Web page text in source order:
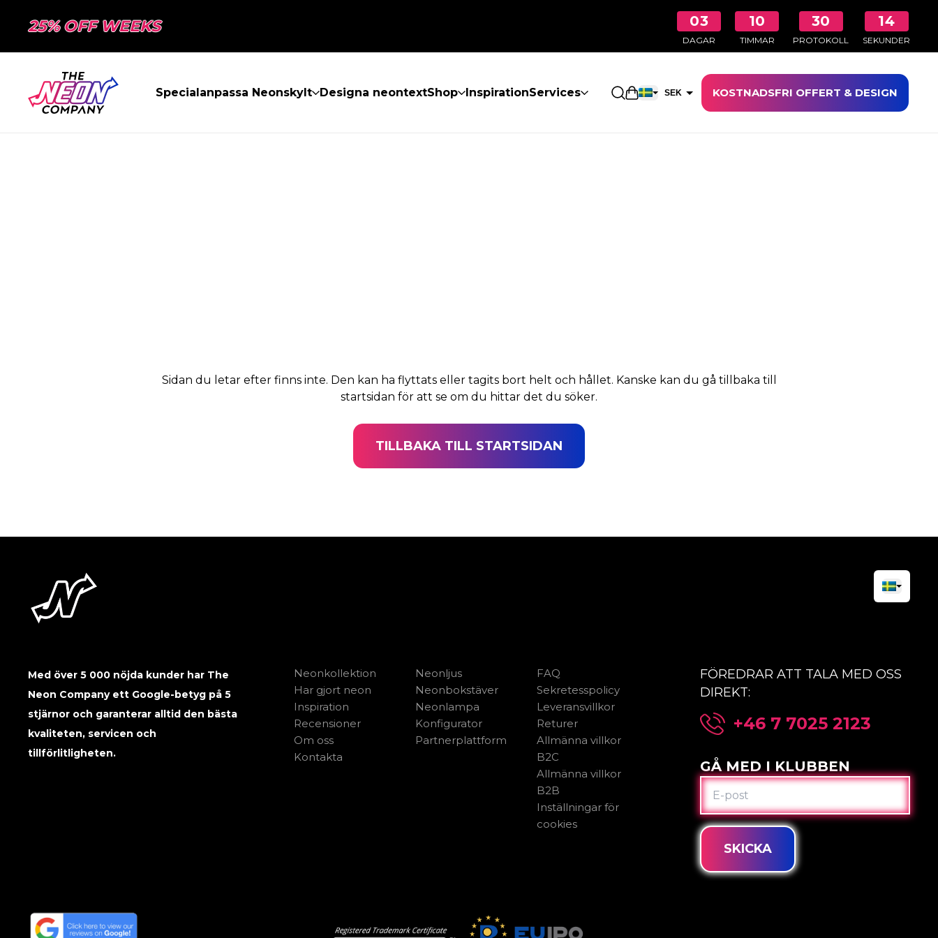
25% OFF WEEKS 03
DAGAR
10
TIMMAR
30
PROTOKOLL
14
SEKUNDER
Specialanpassa Neonskylt Designa neontextShop InspirationServices Öppna kundkorgen
SEK KOSTNADSFRI OFFERT & DESIGN
Sidan du letar efter finns inte. Den kan ha flyttats eller tagits bort helt och hållet. Kanske kan du gå tillbaka till
startsidan för att se om du hittar det du söker.
TILLBAKA TILL STARTSIDAN
Med över 5 000 nöjda kunder har The
Neon Company ett Google-betyg på 5
stjärnor och garanterar alltid den bästa
kvaliteten, servicen och
tillförlitligheten.
Neonkollektion
Har gjort neon
Inspiration
Recensioner
Om oss
Kontakta
Neonljus
Neonbokstäver
Neonlampa
Konfigurator
Partnerplattform
FAQ
Sekretesspolicy
Leveransvillkor
Returer
Allmänna villkor
B2C
Allmänna villkor
B2B
Inställningar för
cookies
FÖREDRAR ATT TALA MED OSS
DIREKT:
+46 7 7025 2123
GÅ MED I KLUBBEN
E-
POST
SKICKA